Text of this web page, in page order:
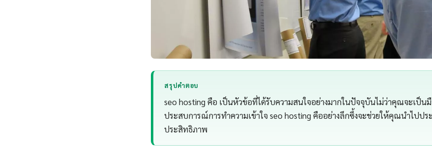
สรุปคำตอบ
seo hosting คือ เป็นหัวข้อที่ได้รับความสนใจอย่างมากในปัจจุบันไม่ว่าคุณจะเป็น
ประสบการณ์การทำความเข้าใจ seo hosting คืออย่างลึกซึ้งจะช่วยให้คุณนำไปปร
ประสิทธิภาพ